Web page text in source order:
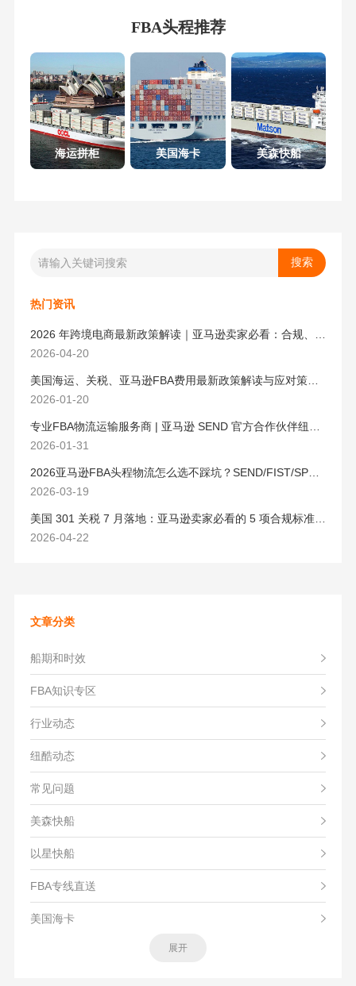
FBA头程推荐
海运拼柜 美国海卡 美森快船
热门资讯
2026-04-20
美国海运、关税、亚马逊FBA费用最新政策解读与应对策略（2026版）
2026-01-20
2026-01-31
2026亚马逊FBA头程物流怎么选不踩坑？SEND/FIST/SPN官方认证物流商，只有这家敢承诺“准达率第一”
2026-03-19
美国 301 关税 7 月落地：亚马逊卖家必看的 5 项合规标准与稳交付方案
2026-04-22
文章分类
船期和时效
FBA知识专区
行业动态
纽酷动态
常见问题
美森快船
以星快船
FBA专线直送
美国海卡
展开